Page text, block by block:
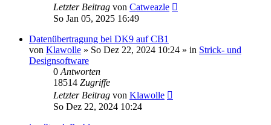
Letzter Beitrag von Catweazle
So Jan 05, 2025 16:49
Datenübertragung bei DK9 auf CB1
von Klawolle » So Dez 22, 2024 10:24 » in Strick- und
Designsoftware
0 Antworten
18514 Zugriffe
Letzter Beitrag von Klawolle
So Dez 22, 2024 10:24